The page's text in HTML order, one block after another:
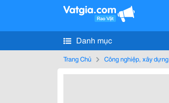
Danh mục
Trang Chủ Công nghiệp, xây dựng